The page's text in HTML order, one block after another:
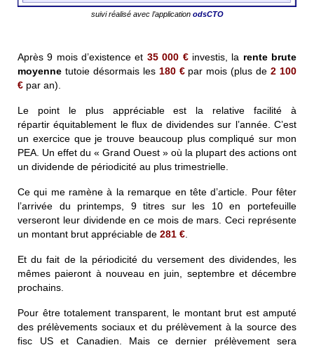
suivi réalisé avec l’application odsCTO
Après 9 mois d’existence et 35 000 €investis, la rente brute
moyenne tutoie désormais les 180 €par mois (plus de2 100
€ par an).
Le point le plus appréciable est la relative facilité à
répartir équitablement le flux de dividendes sur l’année. C’est
un exercice que je trouve beaucoup plus compliqué sur mon
PEA. Un effet du « Grand Ouest » où la plupart des actions ont
un dividende de périodicité au plus trimestrielle.
Ce qui me ramène à la remarque en tête d’article. Pour fêter
l’arrivée du printemps, 9 titres sur les 10 en portefeuille
verseront leur dividende en ce mois de mars. Ceci représente
un montant brut appréciable de 281 €.
Et du fait de la périodicité du versement des dividendes, les
mêmes paieront à nouveau en juin, septembre et décembre
prochains.
Pour être totalement transparent, le montant brut est amputé
des prélèvements sociaux et du prélèvement à la source des
fisc US et Canadien. Mais ce dernier prélèvement sera